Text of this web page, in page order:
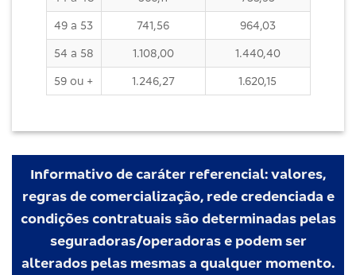
49 a 53 741,56 964,03
54 a 58 1.108,00 1.440,40
59 ou + 1.246,27 1.620,15
Informativo de caráter referencial: valores,
regras de comercialização, rede credenciada e
condições contratuais são determinadas pelas
seguradoras/operadoras e podem ser
alterados pelas mesmas a qualquer momento.